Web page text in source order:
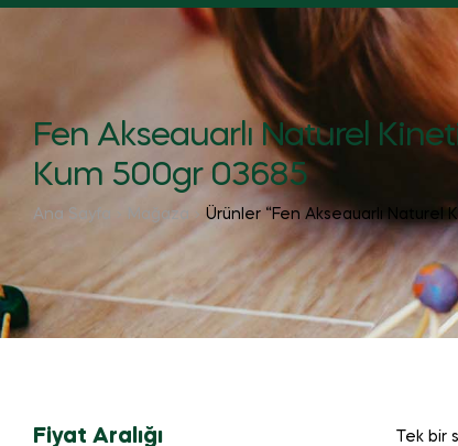
Fen Akseauarlı Naturel
Kum 500gr 03685
Ana Sayfa Mağaza Ürünler “Fen Akseauarlı
Tek bir
Fiyat Aralığı